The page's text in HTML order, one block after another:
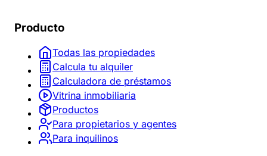
Producto
Todas las propiedades
Calcula tu alquiler
Calculadora de préstamos
Vitrina inmobiliaria
Productos
Para propietarios y agentes
Para inquilinos